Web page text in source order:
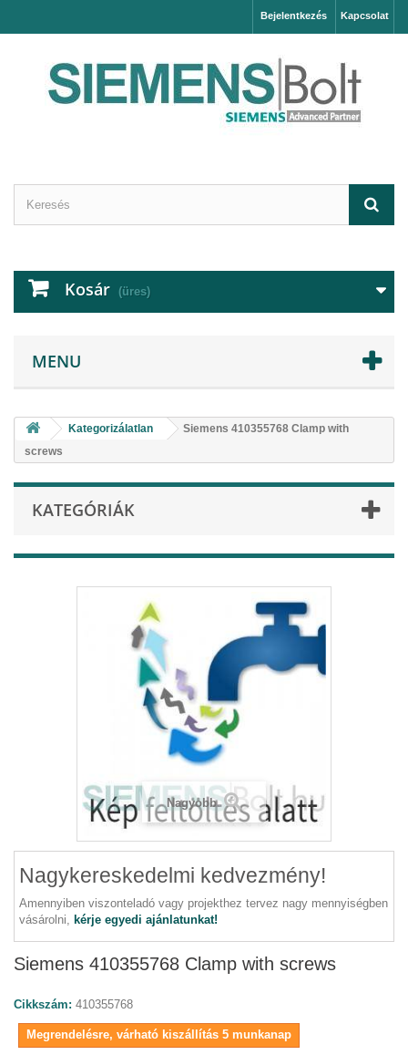
Kapcsolat
Bejelentkezés
Kosár (üres)
MENU
Kategorizálatlan
Siemens 410355768 Clamp with
screws
KATEGÓRIÁK
Nagyobb
Nagykereskedelmi kedvezmény!
Amennyiben viszonteladó vagy projekthez tervez nagy mennyiségben
vásárolni, kérje egyedi ajánlatunkat!
Siemens 410355768 Clamp with screws
Cikkszám: 410355768
Megrendelésre, várható kiszállítás 5 munkanap